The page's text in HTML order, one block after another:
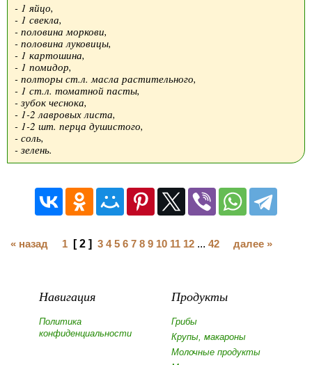
- 1 яйцо,
- 1 свекла,
- половина моркови,
- половина луковицы,
- 1 картошина,
- 1 помидор,
- полторы ст.л. масла растительного,
- 1 ст.л. томатной пасты,
- зубок чеснока,
- 1-2 лавровых листа,
- 1-2 шт. перца душистого,
- соль,
- зелень.
« назад 1 [ 2 ] 3 4 5 6 7 8 9 10 11 12 ... 42 далее »
Навигация
Политика
конфиденциальности
Продукты
Грибы
Крупы, макароны
Молочные продукты